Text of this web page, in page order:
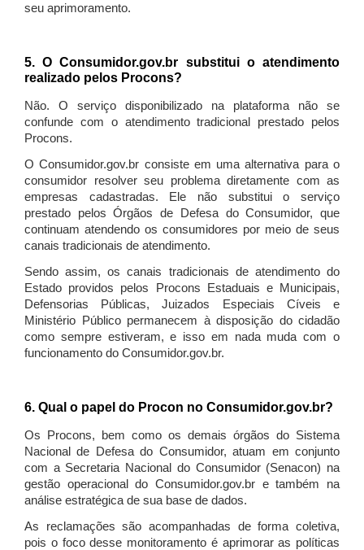
seu aprimoramento.
5. O Consumidor.gov.br substitui o atendimento
realizado pelos Procons?
Não. O serviço disponibilizado na plataforma não se
confunde com o atendimento tradicional prestado pelos
Procons.
O Consumidor.gov.br consiste em uma alternativa para o
consumidor resolver seu problema diretamente com as
empresas cadastradas. Ele não substitui o serviço
prestado pelos Órgãos de Defesa do Consumidor, que
continuam atendendo os consumidores por meio de seus
canais tradicionais de atendimento.
Sendo assim, os canais tradicionais de atendimento do
Estado providos pelos Procons Estaduais e Municipais,
Defensorias Públicas, Juizados Especiais Cíveis e
Ministério Público permanecem à disposição do cidadão
como sempre estiveram, e isso em nada muda com o
funcionamento do Consumidor.gov.br.
6. Qual o papel do Procon no Consumidor.gov.br?
Os Procons, bem como os demais órgãos do Sistema
Nacional de Defesa do Consumidor, atuam em conjunto
com a Secretaria Nacional do Consumidor (Senacon) na
gestão operacional do Consumidor.gov.br e também na
análise estratégica de sua base de dados.
As reclamações são acompanhadas de forma coletiva,
pois o foco desse monitoramento é aprimorar as políticas